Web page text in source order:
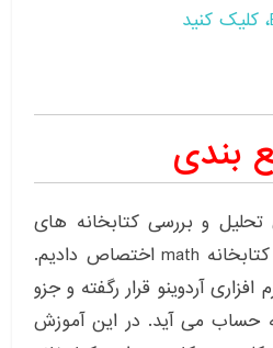
بندی
و بررسی کتابخانه های
آردوینو، این قسمت را به کتابخانه math اختصاص دادیم.
آردوینو قرار رگفته و جزو
حساب می آید. در این آموزش